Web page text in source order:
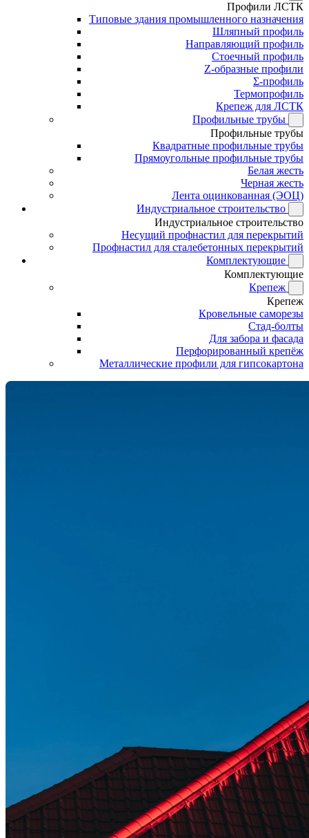
Профили ЛСТК
Типовые здания промышленного назначения
Шляпный профиль
Направляющий профиль
Стоечный профиль
Z-образные профили
Σ-профиль
Термопрофиль
Крепеж для ЛСТК
Профильные трубы
Профильные трубы
Квадратные профильные трубы
Прямоугольные профильные трубы
Белая жесть
Черная жесть
Лента оцинкованная (ЭОЦ)
Индустриальное строительство
Индустриальное строительство
Несущий профнастил для перекрытий
Профнастил для сталебетонных перекрытий
Комплектующие
Комплектующие
Крепеж
Крепеж
Кровельные саморезы
Стад-болты
Для забора и фасада
Перфорированный крепёж
Металлические профили для гипсокартона